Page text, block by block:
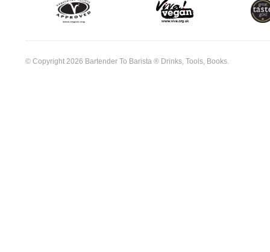
© Copyright 2026 Bartender To Barista ® Drinks, Tools, Books.